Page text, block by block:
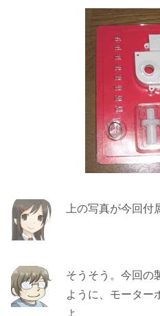
上の写真が今回付
そうそう。今回の
ように、モーター
よ。